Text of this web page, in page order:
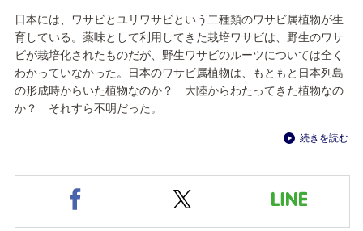
日本には、ワサビとユリワサビという二種類のワサビ属植物が生
育している。薬味として利用してきた栽培ワサビは、野生のワサ
ビが栽培化されたものだが、野生ワサビのルーツについては全く
わかっていなかった。日本のワサビ属植物は、もともと日本列島
の形成時からいた植物なのか？ 大陸からわたってきた植物なの
か？ それすら不明だった。
続きを読む